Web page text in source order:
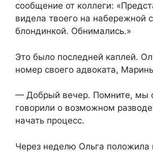
сообщение от коллеги:
видела твоего на набережной
блондинкой. Обнимались.»
Это было последней каплей.
номер своего адвоката,
— Добрый вечер. Помните, мы
говорили о возможном
начать процесс.
Через неделю Ольга